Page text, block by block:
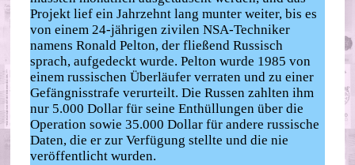
Projekt lief ein Jahrzehnt lang munter weiter, bis es
von einem 24-jährigen zivilen NSA-Techniker
namens Ronald Pelton, der fließend Russisch
sprach, aufgedeckt wurde. Pelton wurde 1985 von
einem russischen Überläufer verraten und zu einer
Gefängnisstrafe verurteilt. Die Russen zahlten ihm
nur 5.000 Dollar für seine Enthüllungen über die
Operation sowie 35.000 Dollar für andere russische
Daten, die er zur Verfügung stellte und die nie
veröffentlicht wurden.